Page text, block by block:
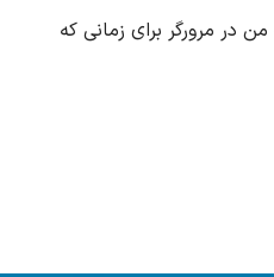
در مرورگر برای زمانی که